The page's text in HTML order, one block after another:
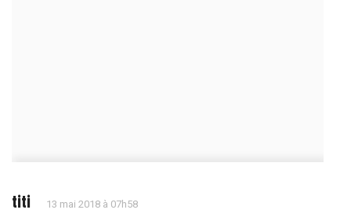
titi 13 mai 2018 à 07h58